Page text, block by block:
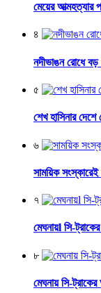
মেয়ের আত্মহত্যার
৪
নদীভাঙন রোধে বড়
৫
শেখ হাসিনার
৬
সাময়িক
৭
মেঘনায়l সি-
৮
মেঘনায় সি-